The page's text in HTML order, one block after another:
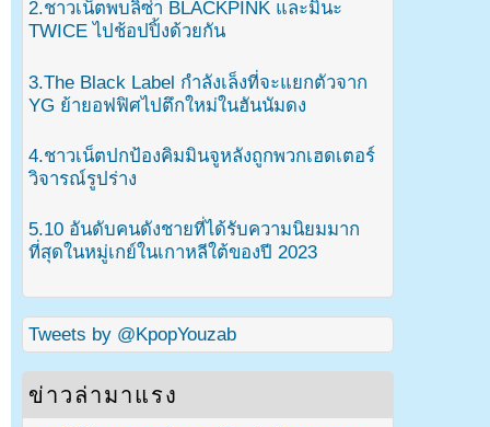
2.ชาวเน็ตพบลิซ่า BLACKPINK และมินะ
TWICE ไปช้อปปิ้งด้วยกัน
3.The Black Label กำลังเล็งที่จะแยกตัวจาก
YG ย้ายอฟฟิศไปตึกใหม่ในฮันนัมดง
4.ชาวเน็ตปกป้องคิมมินจูหลังถูกพวกเฮดเตอร์
วิจารณ์รูปร่าง
5.10 อันดับคนดังชายที่ได้รับความนิยมมาก
ที่สุดในหมู่เกย์ในเกาหลีใต้ของปี 2023
Tweets by @KpopYouzab
ข่าวล่ามาแรง